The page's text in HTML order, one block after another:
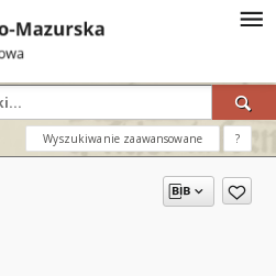
Wyszukiwanie zaawansowane ?